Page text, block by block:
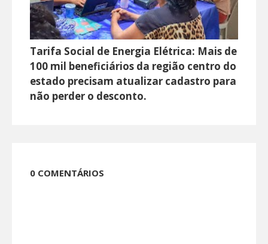
Tarifa Social de Energia Elétrica: Mais de
100 mil beneficiários da região centro do
estado precisam atualizar cadastro para
não perder o desconto.
0 COMENTÁRIOS